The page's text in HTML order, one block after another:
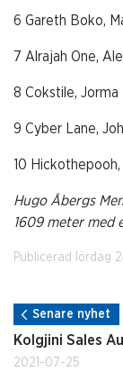
6 Gareth Boko,
7 Alrajah One,
8 Cokstile, Jorma
9 Cyber Lane,
10 Hickothepooh,
Hugo Åbergs
1609 meter med
Publicerad lördag
Senare nyhet
Kolgjini Sales
2021-07-25